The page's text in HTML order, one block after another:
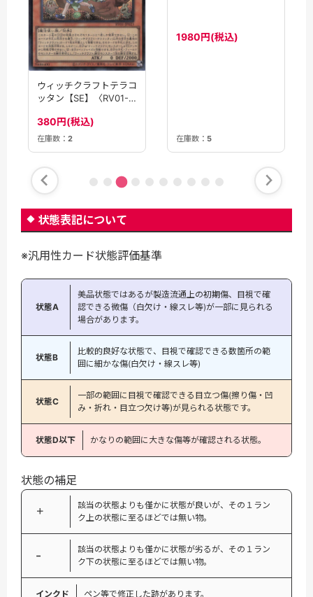
ウィッチクラフトテラコ
ッタン【SE】〈RV01-
380円(税込)
在庫数： 2 在庫数： 5
状態表記について
※汎用性カード状態評価基準
状態A
美品状態ではあるが製造流通上の初期傷、目視で確
認できる微傷（白欠け・線スレ等)が一部に見られる
場合があります。
状態B
比較的良好な状態で、目視で確認できる数箇所の範
囲に細かな傷(白欠け・線スレ等)
状態C
一部の範囲に目視で確認できる目立つ傷(擦り傷・凹
み・折れ・目立つ欠け等)が見られる状態です。
状態D以下 かなりの範囲に大きな傷等が確認される状態。
状態の補足
＋
該当の状態よりも僅かに状態が良いが、その１ラン
ク上の状態に至るほどでは無い物。
−
該当の状態よりも僅かに状態が劣るが、その１ラン
ク下の状態に至るほどでは無い物。
インクド ペン等で修正した跡があります。